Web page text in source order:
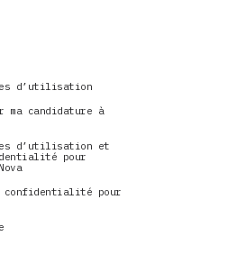
d’utilisation
ma candidature à
d’utilisation et
pour
confidentialité pour